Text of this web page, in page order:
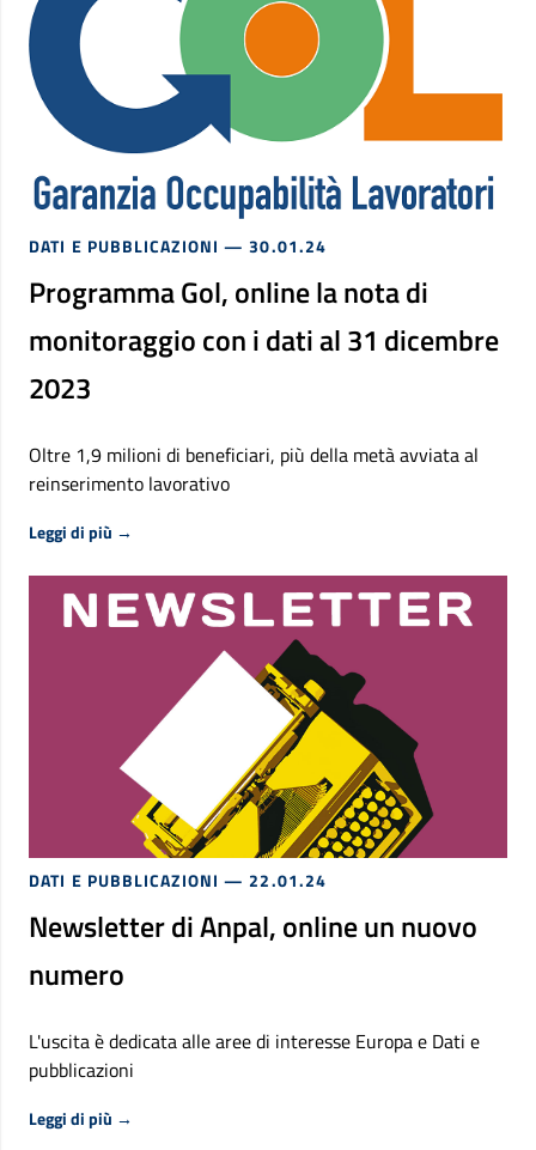
DATI E PUBBLICAZIONI — 30.01.24
Programma Gol, online la nota di
monitoraggio con i dati al 31 dicembre
2023
Oltre 1,9 milioni di beneficiari, più della metà avviata al
reinserimento lavorativo
Leggi di più →
DATI E PUBBLICAZIONI — 22.01.24
Newsletter di Anpal, online un nuovo
numero
L'uscita è dedicata alle aree di interesse Europa e Dati e
pubblicazioni
Leggi di più →